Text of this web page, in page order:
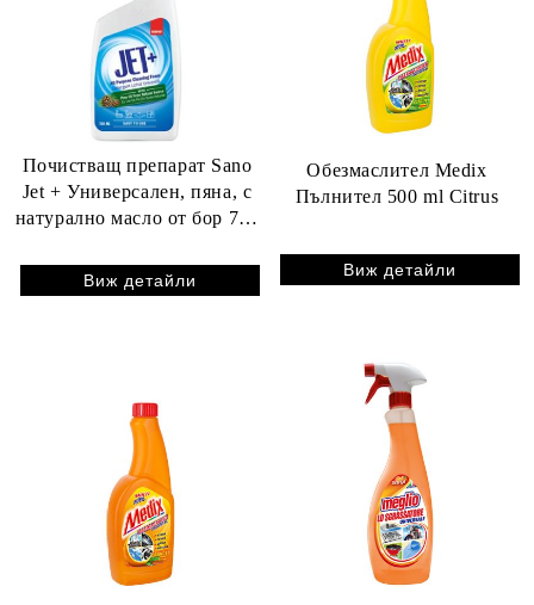
Почистващ препарат Sano
Jet + Универсален, пяна, с
натурално масло от бор 750
Виж детайли
Обезмаслител Medix
Пълнител 500 ml Citrus
Виж детайли